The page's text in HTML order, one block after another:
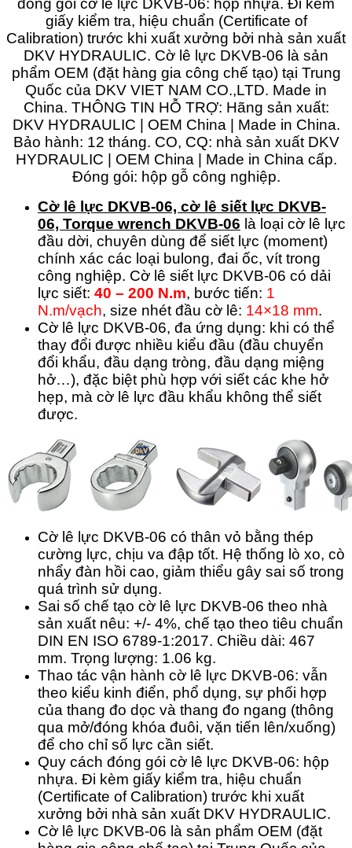
Cờ lê lực DKVB-06, cờ lê siết lực DKVB-
06, Torque wrench DKVB-06 là loại cờ lê lực
đầu dời, chuyên dùng để siết lực (moment)
chính xác các loại bulong, đai ốc, vít trong
công nghiệp. Cờ lê siết lực DKVB-06 có dải
lực siết: 40 – 200 N.m, bước tiến: 1
N.m/vạch, size nhét đầu cờ lê: 14×18 mm.
Cờ lê lực DKVB-06, đa ứng dụng: khi có thể
thay đổi được nhiều kiểu đầu (đầu chuyển
đổi khẩu, đầu dạng tròng, đầu dạng miệng
hở…), đặc biệt phù hợp với siết các khe hở
hẹp, mà cờ lê lực đầu khẩu không thể siết
được.
Cờ lê lực DKVB-06 có thân vỏ bằng thép
cường lực, chịu va đập tốt. Hệ thống lò xo, cò
nhẩy đàn hồi cao, giảm thiểu gây sai số trong
quá trình sử dụng.
Sai số chế tạo cờ lê lực DKVB-06 theo nhà
sản xuất nêu: +/- 4%, chế tạo theo tiêu chuẩn
DIN EN ISO 6789-1:2017. Chiều dài: 467
mm. Trọng lượng: 1.06 kg.
Thao tác vận hành cờ lê lực DKVB-06: vẫn
theo kiểu kinh điển, phổ dụng, sự phối hợp
của thang đo dọc và thang đo ngang (thông
qua mở/đóng khóa đuôi, vặn tiến lên/xuống)
để cho chỉ số lực cần siết.
Quy cách đóng gói cờ lê lực DKVB-06: hộp
nhựa. Đi kèm giấy kiểm tra, hiệu chuẩn
(Certificate of Calibration) trước khi xuất
xưởng bởi nhà sản xuất DKV HYDRAULIC.
Cờ lê lực DKVB-06 là sản phẩm OEM (đặt